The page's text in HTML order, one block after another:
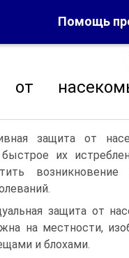
Помощь
от
защита от
их
защита от
на местности,
и бло­хами.